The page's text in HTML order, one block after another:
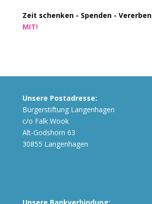
Zeit schenken - Spenden - Vererben
MIT!
Unsere Postadresse:
Bürgerstiftung Langenhagen
c/o Falk Wook
Alt-Godshorn 63
30855 Langenhagen